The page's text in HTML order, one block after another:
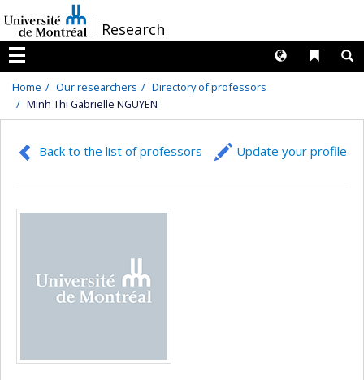
au
contenu
/Research
Menu
Liens
Langues
Home Our researchers
Directory of professors
Minh Thi Gabrielle NGUYEN
Back to the list of professors Update your profile